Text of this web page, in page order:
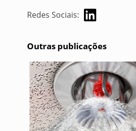
Redes Sociais:
Outras publicações